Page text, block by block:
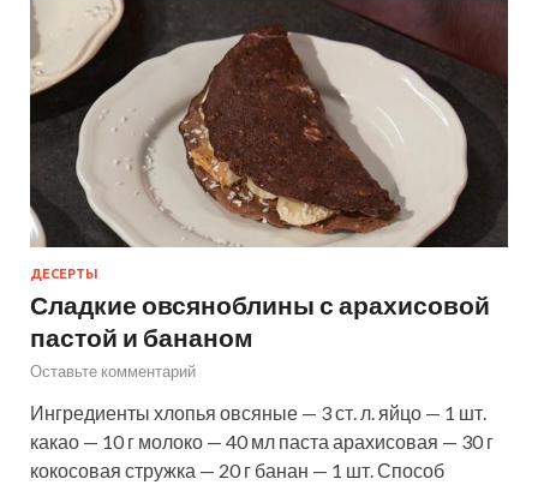
ДЕСЕРТЫ
Сладкие овсяноблины с арахисовой
пастой и бананом
Оставьте комментарий
Ингредиенты хлопья овсяные — 3 ст. л. яйцо — 1 шт.
какао — 10 г молоко — 40 мл паста арахисовая — 30 г
кокосовая стружка — 20 г банан — 1 шт. Способ